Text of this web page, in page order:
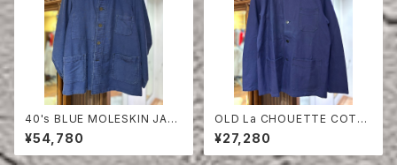
40's BLUE MOLESKIN JAC
KET
¥54,780
OLD La CHOUETTE COTT
ON TWILL JACKET DEAD S
TOCK
¥27,280